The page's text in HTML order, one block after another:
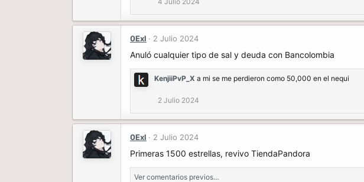
0Exl 2 Julio 2024
Anuló cualquier tipo de sal y deuda con Bancolombia
KenjiiPvP_X a mi se me perdieron como 50,000 en el nequi
2 Julio 2024
0Exl 2 Julio 2024
Primeras 1500 estrellas, revivo TiendaPandora
Ver comentarios previos…